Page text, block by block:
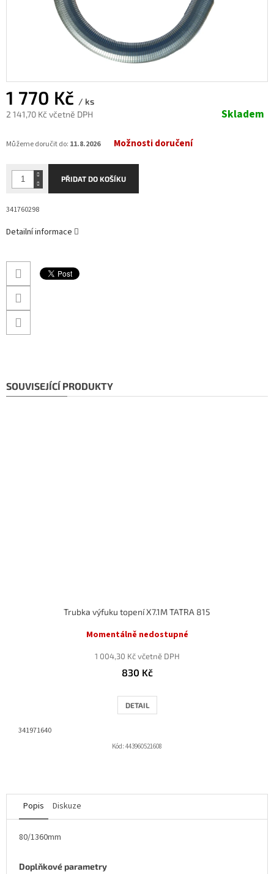
1 770 Kč / ks
2 141,70 Kč včetně DPH
cena:
Skladem
Můžeme doručit do: 11.8.2026 Možnosti doručení
PŘIDAT DO KOŠÍKU
341760298
Detailní informace
SOUVISEJÍCÍ PRODUKTY
Trubka výfuku topení X7.1M TATRA 815
Momentálně nedostupné
1 004,30 Kč včetně DPH
830 Kč
DETAIL
341971640
Kód: 443960521608
Popis Diskuze
80/1360mm
Doplňkové parametry